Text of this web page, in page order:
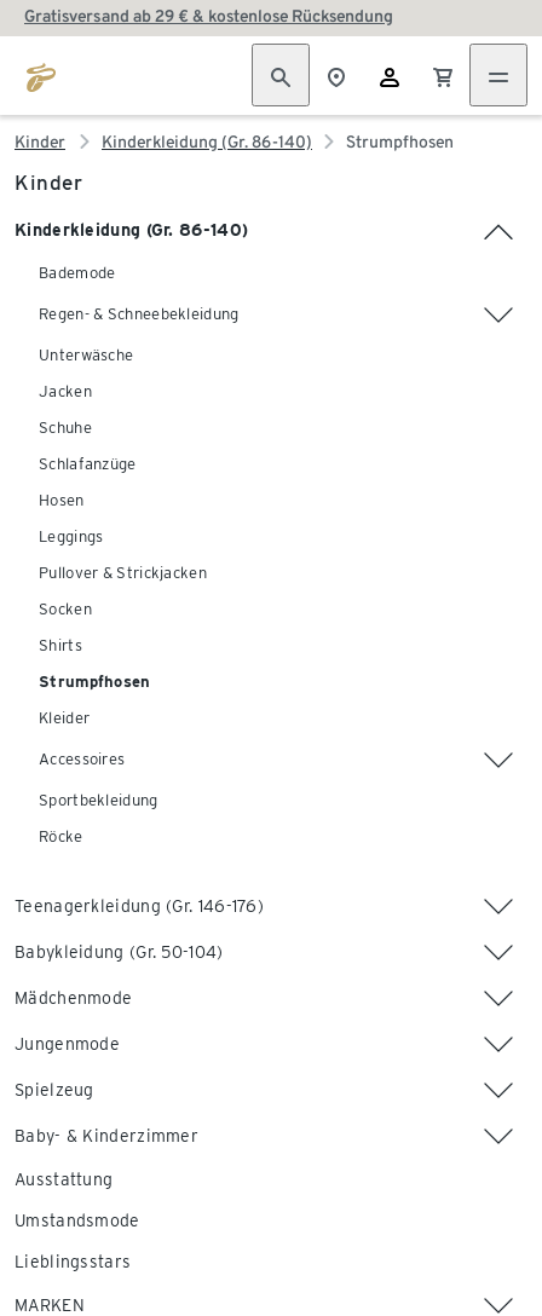
Gratisversand ab 29 € & kostenlose Rücksendung
Kinder Kinderkleidung (Gr. 86-140) Strumpfhosen
Kinder
Kinderkleidung (Gr. 86-140)
Bademode
Regen- & Schneebekleidung
Unterwäsche
Jacken
Schuhe
Schlafanzüge
Hosen
Leggings
Pullover & Strickjacken
Socken
Shirts
Strumpfhosen
Kleider
Accessoires
Sportbekleidung
Röcke
Teenagerkleidung (Gr. 146-176)
Babykleidung (Gr. 50-104)
Mädchenmode
Jungenmode
Spielzeug
Baby- & Kinderzimmer
Ausstattung
Umstandsmode
Lieblingsstars
MARKEN